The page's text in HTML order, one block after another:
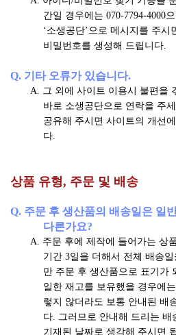
간일 경우에는 070-7794-4000
‘소생공단’으로 메시지를 주
비밀번호를 생성해 드립니다.
Q. 기타 오류가 있습니다.
A. 그 외에 사이트 이용시 불편을
바로 소생공단으로 연락을 주
공유해 주시면 사이트의 개선
다.
상품 유형, 주문 및 배송
Q. 주문 후 생산품의 배송일은 일
다른가요?
A. 주문 후에 제작에 들어가는 상
기간 3일을 더해서 전체 배송
만 주문 후 생산품으로 표기가
일한 재고를 보유했을 경우에
렇지 않더라도 보통 안내된 배
다. 그러므로 안내해 드리는 배
기재된 날짜로 생각해 주시면